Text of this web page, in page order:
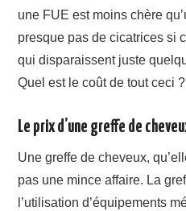
une FUE est moins chère
presque pas de cicatrices si
qui disparaissent juste
Quel est le coût de tout ceci ?
Le prix d’une greffe de
Une greffe de cheveux,
pas une mince affaire. La
l’utilisation d’équipements